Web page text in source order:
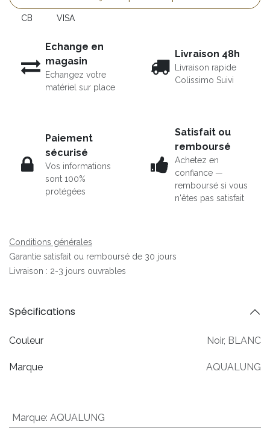
CB VISA
Echange en
magasin
Echangez votre
matériel sur place
Livraison 48h
Livraison rapide
Colissimo Suivi
Paiement
sécurisé
Vos informations
sont 100%
protégées
Satisfait ou
remboursé
Achetez en
confiance —
remboursé si vous
n'êtes pas satisfait
Conditions générales
Garantie satisfait ou remboursé de 30 jours
Livraison : 2-3 jours ouvrables
Spécifications
Couleur Noir, BLANC
Marque AQUALUNG
Marque: AQUALUNG